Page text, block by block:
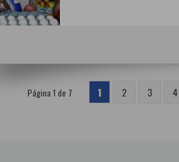
Página 1 de 7 1 2 3 4